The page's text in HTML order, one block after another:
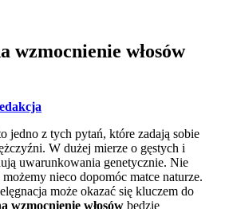
wzmocnienie włosów
jedno z tych pytań, które zadają sobie
W dużej mierze o gęstych i
uwarunkowania genetycznie. Nie
nieco dopomóc matce naturze.
może okazać się kluczem do
wzmocnienie włosów będzie